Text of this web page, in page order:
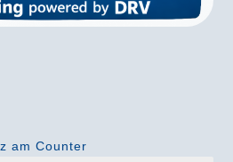
am Counter